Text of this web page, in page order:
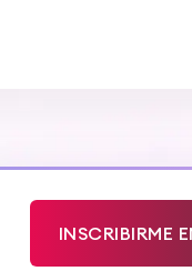
INSCRIBIRME